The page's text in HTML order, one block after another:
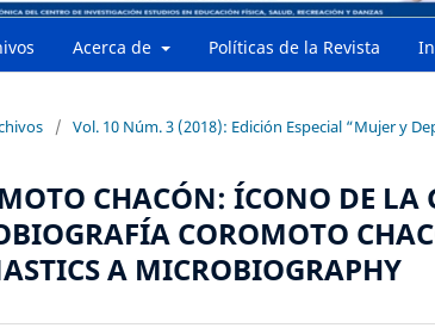
Acerca de Políticas de la Revista
/ Vol. 10 Núm. 3 (2018): Edición Especial “Mujer y
CHACÓN: ÍCONO DE
COROMOTO
A MICROBIOGRAPHY